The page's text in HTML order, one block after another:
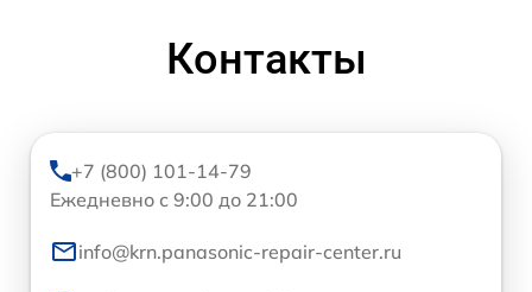
Контакты
+7 (800) 101-14-79
Ежедневно с 9:00 до 21:00
info@krn.panasonic-repair-center.ru